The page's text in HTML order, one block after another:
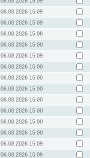
06.08.2026 15:09
06.08.2026 15:09
06.08.2026 15:08
06.08.2026 15:00
06.08.2026 15:09
06.08.2026 15:00
06.08.2026 15:00
06.08.2026 15:00
06.08.2026 15:00
06.08.2026 15:00
06.08.2026 15:00
06.08.2026 15:00
06.08.2026 15:09
06.08.2026 15:09